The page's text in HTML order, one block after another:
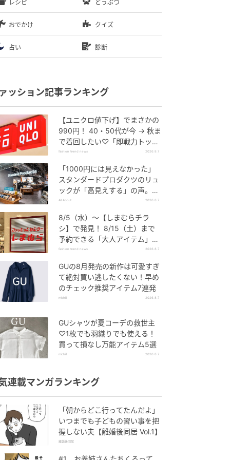
レシピ どうぶつ
おでかけ クイズ
占い 診断
ッション記事ランキング
【ユニクロ値下げ】でまさかの
990円！ 40・50代が今 → 秋ま
で着回したい♡「即戦力トップ
ス」
fashion trend news 2026.8.7
「1000円には見えなかった」
スタンダードプロダクツのリュ
ックが「高見えする」の声。2
個購入する人も
All About 2026.8.7
8/5（水）〜【しまむらチラ
シ】で発見！ 8/15（土）まで
予約できる「大人アイテム」っ
て？
fashion trend news 2026.8.7
GUの8月発売の新作は可愛すぎ
て絶対買い逃したくない！早め
のチェック推奨アイテム7連発
michill 2026.8.7
GUシャツが夏コーデの救世主
♡1枚でも羽織りでも使える！
買って損なし万能アイテム5選
michill 2026.8.7
連載マンガランキング
「朝からどこ行ってたんだよ」
いつまでも子どもの習い事を把
握しない夫【離婚後同居 Vol.1】
離婚後同居